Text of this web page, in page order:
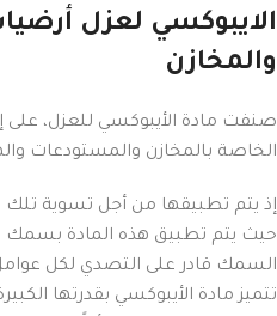
الايبوكسي لعزل
والمخازن
صنفت مادة الأيبوكسي للعزل، على
الخاصة بالمخازن والمستودعات
إذ يتم تطبيقها من أجل تسوية تلك
السمك قادر على التصدي لكل عوامل
تتميز مادة الأيبوكسي بقدرتها